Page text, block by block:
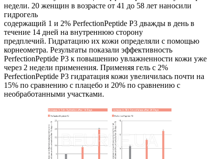
недели. 20 женщин в возрасте от 41 до 58 лет наносили
гидрогель
содержащий 1 и 2% PerfectionPeptide P3 дважды в день в
течение 14 дней на внутреннюю сторону
предплечий. Гидратацию их кожи определяли с помощью
корнеометра. Результаты показали эффективность
PerfectionPeptide P3 к повышению увлажненности кожи уже
через 2 недели применения. Применяя гель с 2%
PerfectionPeptide P3 гидратация кожи увеличилась почти на
15% по сравнению с плацебо и 20% по сравнению с
необработанными участками.